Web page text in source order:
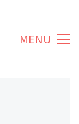
MENU